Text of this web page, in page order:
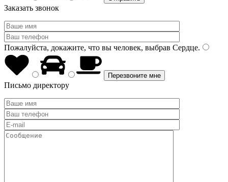
Заказать звонок
Пожалуйста, докажите, что вы человек, выбрав Сердце.
Письмо директору